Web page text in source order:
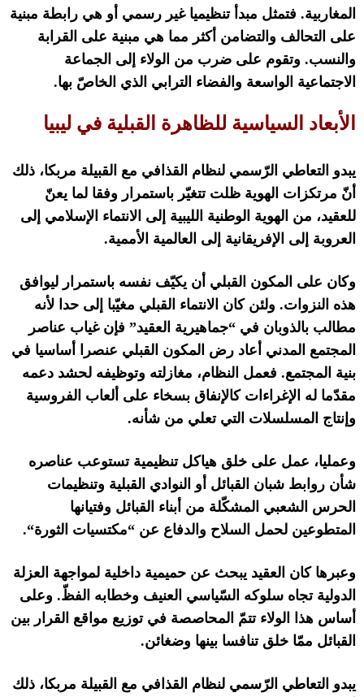
المغاربية. فتمثل مبدأ تنظيميا غير رسمي أو هي رابطة مبنية
على التحالف والتضامن أكثر مما هي مبنية على القرابة
والنسب. وتقوم على ضرب من الولاء إلى الجماعة
الاجتماعية الواسعة والفضاء الترابي الذي الخاصّ بها.
الأبعاد السياسية للظاهرة القبلية في ليبيا
يبدو التعاطي الرّسمي لنظام القذافي مع القبيلة مربكا، ذلك
أنّ مرتكزات الهوية ظلت تتغيّر باستمرار وفقا لما يعنّ
للعقيد، من الهوية الوطنية الليبية إلى الانتماء الإسلامي إلى
العروبة إلى الإفريقانية إلى العالمية الأممية.
وكان على المكون القبلي أن يكيّف نفسه باستمرار ليوافق
هذه النزوات. ولئن كان الانتماء القبلي مغيّبا إلى حدا لأنه
مطالب بالذوبان في “جماهيرية العقيد” فإن غياب عناصر
المجتمع المدني أعاد رض المكون القبلي عنصرا أساسيا في
بنية المجتمع. فعمل النظام، مغازلته وتوظيفه لحشد دعمه
مقدّما له الإغراءات كالإنفاق بسخاء على ألعاب الفروسية
وإنتاج المسلسلات التي تعلي من شأنه.
وعمليا، عمل على خلق هياكل تنظيمية تستوعب عناصره
شأن روابط شبان القبائل أو النوادي القبلية وتنظيمات
الحرس الشعبي المشكّلة من أبناء القبائل وفتيانها
المتطوعين لحمل السلاح والدفاع عن “مكتسيات الثورة“.
وعبرها كان العقيد يبحث عن حميمية داخلية لمواجهة العزلة
الدولية تجاه سلوكه السّياسي العنيف وخطابه الفظّ. وعلى
أساس هذا الولاء تتمّ المحاصصة في توزيع مواقع القرار بين
القبائل ممّا خلق تنافسا بينها وضغائن.
يبدو التعاطي الرّسمي لنظام القذافي مع القبيلة مربكا، ذلك